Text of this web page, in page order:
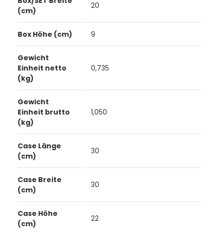
(cm)
20
Box Höhe (cm) 9
Gewicht
Einheit netto
(kg)
0,735
Gewicht
Einheit brutto
(kg)
1,050
Case Länge
(cm)
30
Case Breite
(cm)
30
Case Höhe
(cm)
22